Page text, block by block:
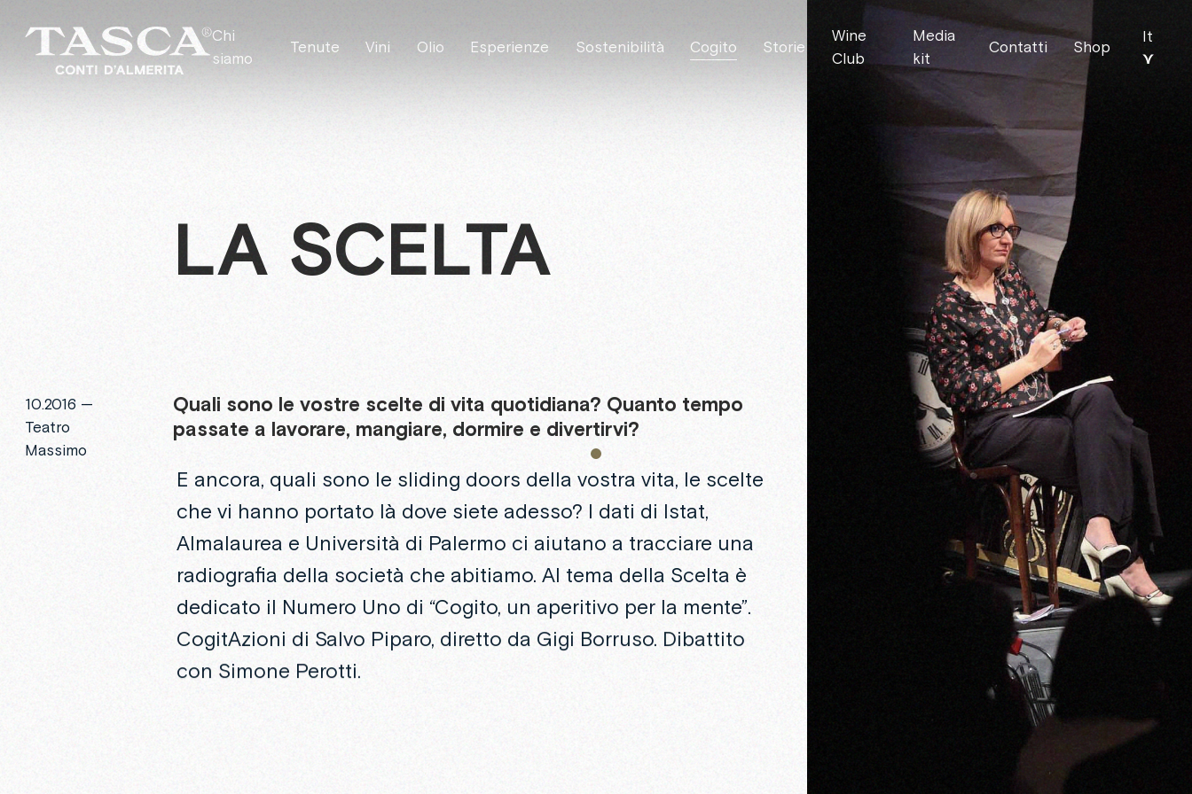
Chi
siamo
Tenute Vini Olio Esperienze Sostenibilità Cogito Storie
Wine
Club
Media
kit
Contatti Shop
It
⋎
10.2016 —
Teatro
Massimo
LA SCELTA
Quali sono le vostre scelte di vita quotidiana? Quanto tempo
passate a lavorare, mangiare, dormire e divertirvi?
E ancora, quali sono le sliding doors della vostra vita, le scelte
che vi hanno portato là dove siete adesso? I dati di Istat,
Almalaurea e Università di Palermo ci aiutano a tracciare una
radiografia della società che abitiamo. Al tema della Scelta è
dedicato il Numero Uno di “Cogito, un aperitivo per la mente”.
CogitAzioni di Salvo Piparo, diretto da Gigi Borruso. Dibattito
con Simone Perotti.